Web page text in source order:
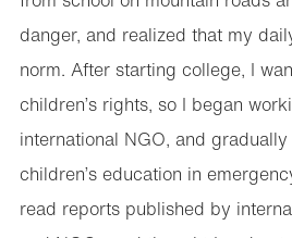
danger, and realized that my
norm. After starting college, I
children’s rights, so I began
international NGO, and
children’s education in
read reports published by